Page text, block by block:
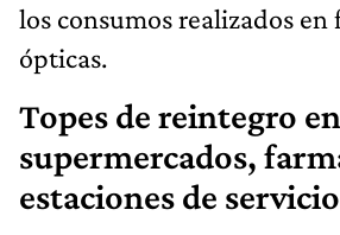
los consumos realizados en
ópticas.
Topes de reintegro en
supermercados,
estaciones de servicio